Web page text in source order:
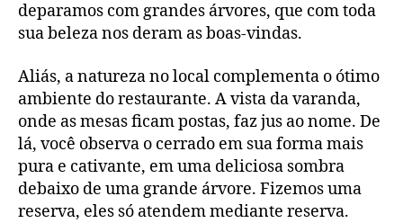
deparamos com grandes árvores, que com toda
sua beleza nos deram as boas-vindas.
Aliás, a natureza no local complementa o ótimo
ambiente do restaurante. A vista da varanda,
onde as mesas ficam postas, faz jus ao nome. De
lá, você observa o cerrado em sua forma mais
pura e cativante, em uma deliciosa sombra
debaixo de uma grande árvore. Fizemos uma
reserva, eles só atendem mediante reserva.